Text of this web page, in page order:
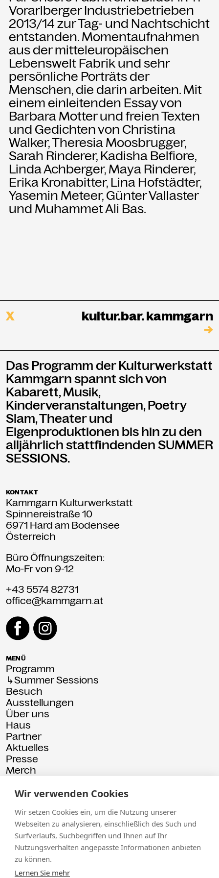
NEWSLETTER
Einmal wöchentlich informieren wir
über aktuelle Events in der
Kammgarn. Jetzt anmelden und
nichts mehr verpassen.
ANMELDEN
Vorarlberger Industriebetrieben
2013/14 zur Tag- und Nachtschicht
entstanden. Momentaufnahmen
aus der mitteleuropäischen
Lebenswelt Fabrik und sehr
persönliche Porträts der
Menschen, die darin arbeiten. Mit
einem einleitenden Essay von
Barbara Motter und freien Texten
und Gedichten von Christina
Walker, Theresia Moosbrugger,
Sarah Rinderer, Kadisha Belfiore,
Linda Achberger, Maya Rinderer,
Erika Kronabitter, Lina Hofstädter,
Yasemin Meteer, Günter Vallaster
und Muhammet Ali Bas.
X
kultur.bar. kammgarn
→
Das Programm der Kulturwerkstatt
Kammgarn spannt sich von
Kabarett, Musik,
Kinderveranstaltungen, Poetry
Slam, Theater und
Eigenproduktionen bis hin zu den
alljährlich stattfindenden SUMMER
SESSIONS.
KONTAKT
Kammgarn Kulturwerkstatt
Spinnereistraße 10
6971 Hard am Bodensee
Österreich
Büro Öffnungszeiten:
Mo-Fr von 9-12
+43 5574 82731
office@kammgarn.at
MENÜ
Programm
↳Summer Sessions
Besuch
Ausstellungen
Über uns
Haus
Partner
Aktuelles
Presse
Merch
© 2026 Kammgarn Impressum Datenschutz
Wir verwenden Cookies
Wir setzen Cookies ein, um die Nutzung unserer
Webseiten zu analysieren, einschließlich des Such und
Surfverlaufs, Suchbegriffen und Ihnen auf Ihr
Nutzungsverhalten angepasste Informationen anbieten
zu können.
Lernen Sie mehr